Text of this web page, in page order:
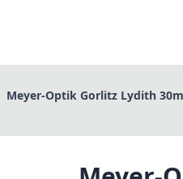
Meyer-Optik Gorlitz Lydith